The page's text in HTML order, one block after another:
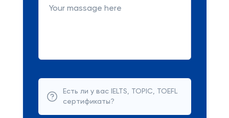
Есть ли у вас IELTS, TOPIC, TOEFL
сертификаты?